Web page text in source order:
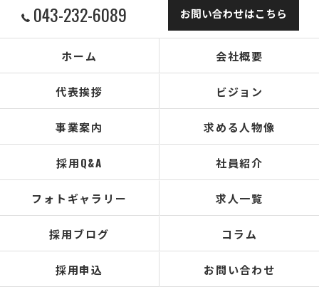
043-232-6089 お問い合わせはこちら
ホーム 会社概要
代表挨拶 ビジョン
事業案内 求める人物像
採用Q&A 社員紹介
フォトギャラリー 求人一覧
採用ブログ コラム
採用申込 お問い合わせ